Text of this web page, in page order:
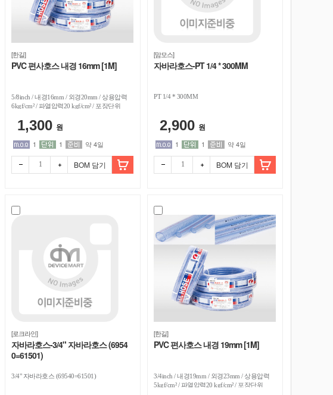
빼기 더하 빼기 더하
[한길]
PVC 편사호스 내경 16mm [1M]
5/8inch / 내경16mm / 외경20mm / 상용압력
6kgf/cm² / 파열압력20 kgf/cm² / 포장단위
1,300 원
1 1 약 4일
BOM 담기
[맘모스]
자바라호스-PT 1/4 * 300MM
PT 1/4 * 300MM
2,900 원
1 1 약 4일
BOM 담기
[로크라인]
자바라호스-3/4" 자바라호스 (6954
0=61501)
3/4" 자바라호스 (69540=61501)
[한길]
PVC 편사호스 내경 19mm [1M]
3/4inch / 내경19mm / 외경23mm / 상용압력
5kgf/cm² / 파열압력20 kgf/cm² / 포장단위